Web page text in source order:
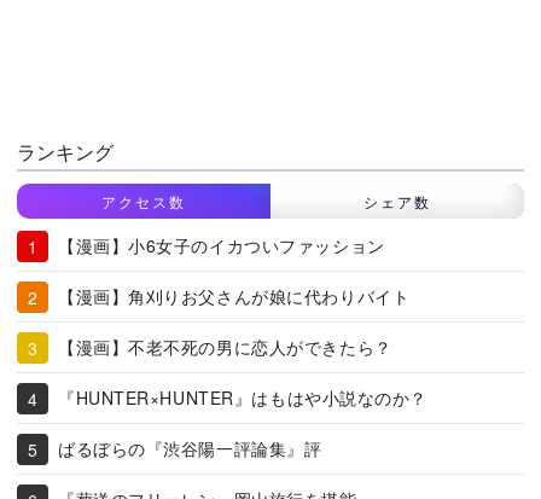
ランキング
アクセス数 シェア数
【漫画】小6女子のイカついファッション
【漫画】角刈りお父さんが娘に代わりバイト
【漫画】不老不死の男に恋人ができたら？
『HUNTER×HUNTER』はもはや小説なのか？
ばるぼらの『渋谷陽一評論集』評